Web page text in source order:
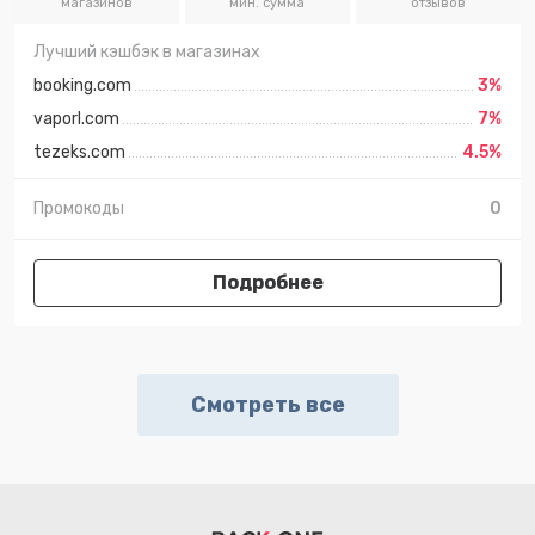
Лучший кэшбэк в магазинах
booking.com
3%
vaporl.com
7%
tezeks.com
4.5%
Промокоды 0
Подробнее
Смотреть все